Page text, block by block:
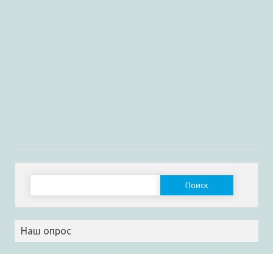
Найти:
Наш опрос